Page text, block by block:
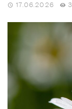
17.06.2026